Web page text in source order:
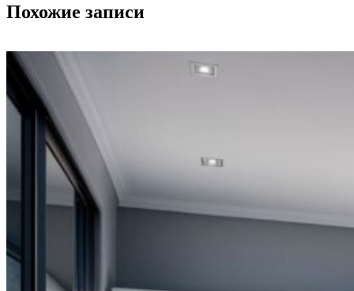
Похожие записи